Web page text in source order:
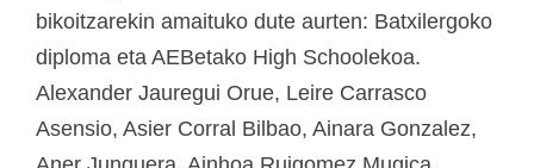
bikoitzarekin amaituko dute aurten: Batxilergoko
diploma eta AEBetako High Schoolekoa.
Alexander Jauregui Orue, Leire Carrasco
Asensio, Asier Corral Bilbao, Ainara Gonzalez,